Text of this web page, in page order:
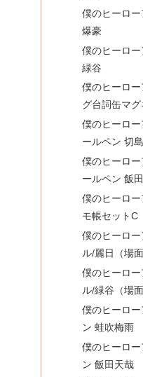
僕のヒーロ
爆豪
僕のヒーロ
緑谷
僕のヒーロ
グ台詞缶マグ
僕のヒーロ
ールペン 切
僕のヒーロ
ールペン 飯
僕のヒーロ
モ帳セットC
僕のヒーロ
ル/麗日（場面
僕のヒーロ
ル/緑谷（場面
僕のヒーロ
ン 蛙吹梅雨
僕のヒーロ
ン 飯田天哉